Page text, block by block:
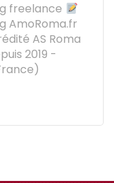
freelance
AmoRoma.fr
AS Roma
2019 -